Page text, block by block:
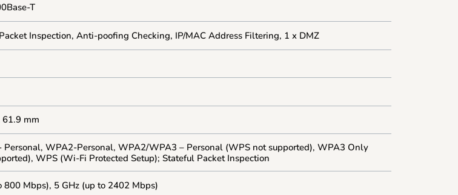
T
Inspection, Anti-poofing Checking, IP/MAC Address Filtering, 1 x DMZ
mm
WPA2-Personal, WPA2/WPA3 – Personal (WPS not supported), WPA3 Only
WPS (Wi-Fi Protected Setup); Stateful Packet Inspection
800 Mbps), 5 GHz (up to 2402 Mbps)